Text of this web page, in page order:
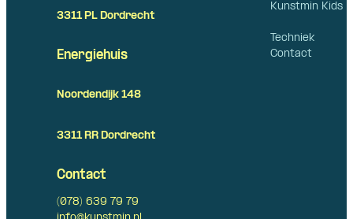
Kunstmin Kids
Techniek
Contact
3311 PL Dordrecht
Energiehuis
Noordendijk 148
3311 RR Dordrecht
Contact
(078) 639 79 79